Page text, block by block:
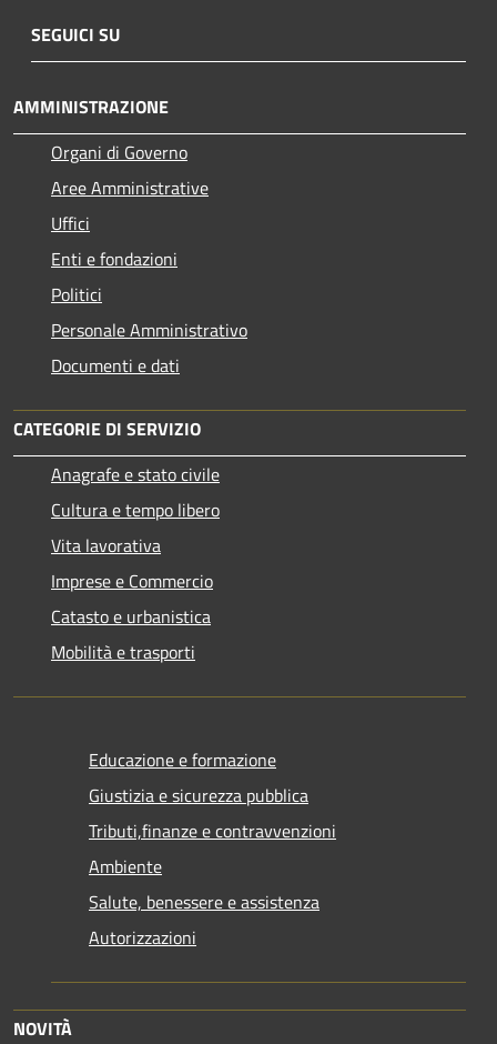
SEGUICI SU
AMMINISTRAZIONE
Organi di Governo
Aree Amministrative
Uffici
Enti e fondazioni
Politici
Personale Amministrativo
Documenti e dati
CATEGORIE DI SERVIZIO
Anagrafe e stato civile
Cultura e tempo libero
Vita lavorativa
Imprese e Commercio
Catasto e urbanistica
Mobilità e trasporti
Educazione e formazione
Giustizia e sicurezza pubblica
Tributi,finanze e contravvenzioni
Ambiente
Salute, benessere e assistenza
Autorizzazioni
NOVITÀ